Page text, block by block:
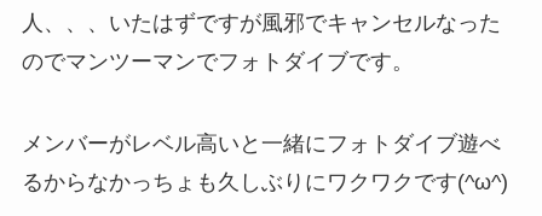
人、、、いたはずですが風邪でキャンセルなった
のでマンツーマンでフォトダイブです。
メンバーがレベル高いと一緒にフォトダイブ遊べ
るからなかっちょも久しぶりにワクワクです(^ω^)